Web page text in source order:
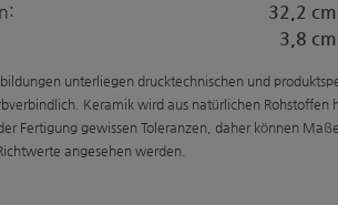
32,2 cm
3,8 cm
unterliegen drucktechnischen und
Keramik wird aus natürlichen Rohstoffen
Fertigung gewissen Toleranzen, daher können
angesehen werden.